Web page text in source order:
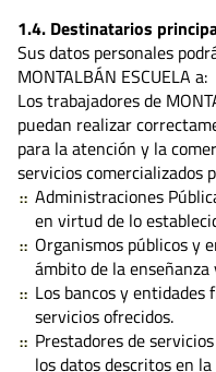
1.4. Destinatarios
Sus datos personales
MONTALBÁN ESCUELA a:
Los trabajadores de
puedan realizar
para la atención y la
servicios comercializados
Administraciones
en virtud de lo
Organismos públicos y
ámbito de la
Los bancos y entidades
servicios ofrecidos.
Prestadores de
los datos descritos en